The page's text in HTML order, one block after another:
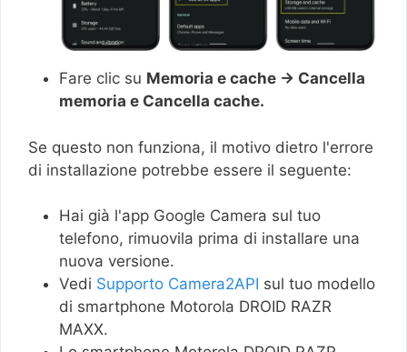
Fare clic su Memoria e cache → Cancella
memoria e Cancella cache.
Se questo non funziona, il motivo dietro l'errore
di installazione potrebbe essere il seguente:
Hai già l'app Google Camera sul tuo
telefono, rimuovila prima di installare una
nuova versione.
Vedi Supporto Camera2API sul tuo modello
di smartphone Motorola DROID RAZR
MAXX.